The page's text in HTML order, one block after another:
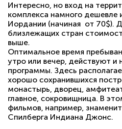
Интересно, но вход на
комплекса намного дешевле
Иордании (начиная от 70$).
близлежащих стран
выше.
Оптимальное время
утро или вечер, действуют и
программы. Здесь
хорошо сохранившихся
монастырь, дворец,
главное, сокровищница. В
фильмов, например,
Спилберга Индиана Джонс.